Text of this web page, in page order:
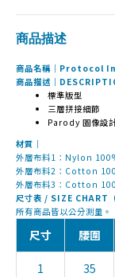
商品描述
商品名稱｜Protocol
商品描述｜
標準版型
三層拼接細節
Parody 圖像設
材質｜
外層布料1：Nylon
外層布料2：Cotton
外層布料3：Cotton
尺寸表 / SIZE CHART
所有商品皆以公分測量。
尺寸 腰圍
1 35